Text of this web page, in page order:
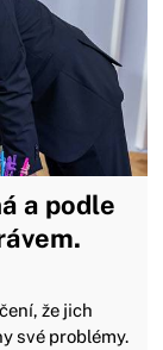
a podle
že jich
své problémy.